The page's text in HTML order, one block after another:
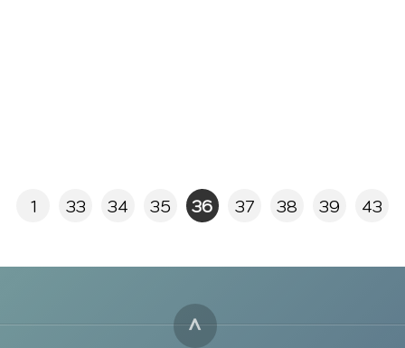
1 33 34 35 36 37 38 39 43
^